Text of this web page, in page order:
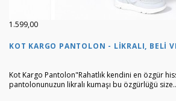
1.599,00
KOT KARGO PANTOLON - LIKRALI, BELI
Kot Kargo Pantolon"Rahatlık kendini en özgür
pantolonunuzun likralı kumaşı bu özgürlüğü size..